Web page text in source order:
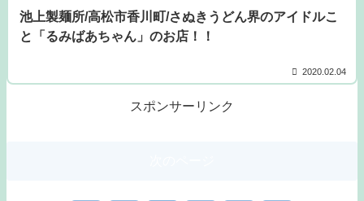
池上製麺所/高松市香川町/さぬきうどん界のアイドルこ
と「るみばあちゃん」のお店！！
2020.02.04
スポンサーリンク